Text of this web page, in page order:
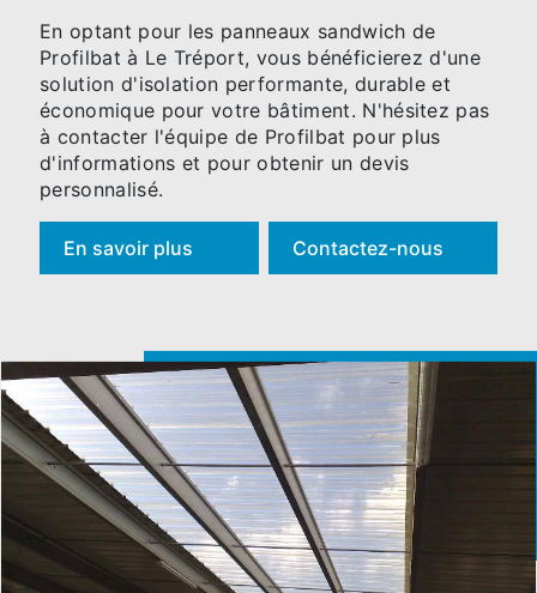
En optant pour les panneaux sandwich de
Profilbat à Le Tréport, vous bénéficierez d'une
solution d'isolation performante, durable et
économique pour votre bâtiment. N'hésitez pas
à contacter l'équipe de Profilbat pour plus
d'informations et pour obtenir un devis
personnalisé.
En savoir plus Contactez-nous